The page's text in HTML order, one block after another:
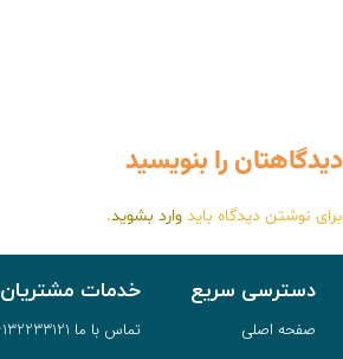
دیدگاهتان را بنویسید
برای نوشتن دیدگاه باید وارد بشوید.
دسترسی سریع
صفحه اصلی
خدمات مشتریان
تماس با ما 06132233121